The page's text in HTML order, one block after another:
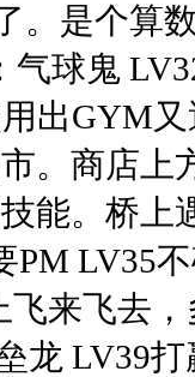
。是个算
气球鬼
出GYM
。商店上
能。桥上
PM LV35
来飞去
龙 LV39